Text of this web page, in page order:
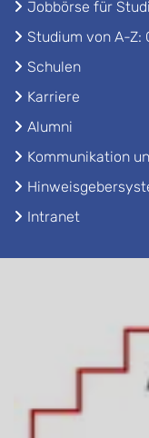
Jobbörse für
Studium von A-Z:
Schulen
Karriere
Alumni
Kommunikation
Intranet